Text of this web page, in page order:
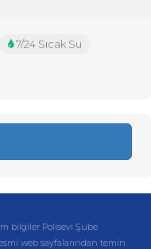
7/24 Sıcak Su
bilgiler Polisevi Şube
web sayfalarından temin